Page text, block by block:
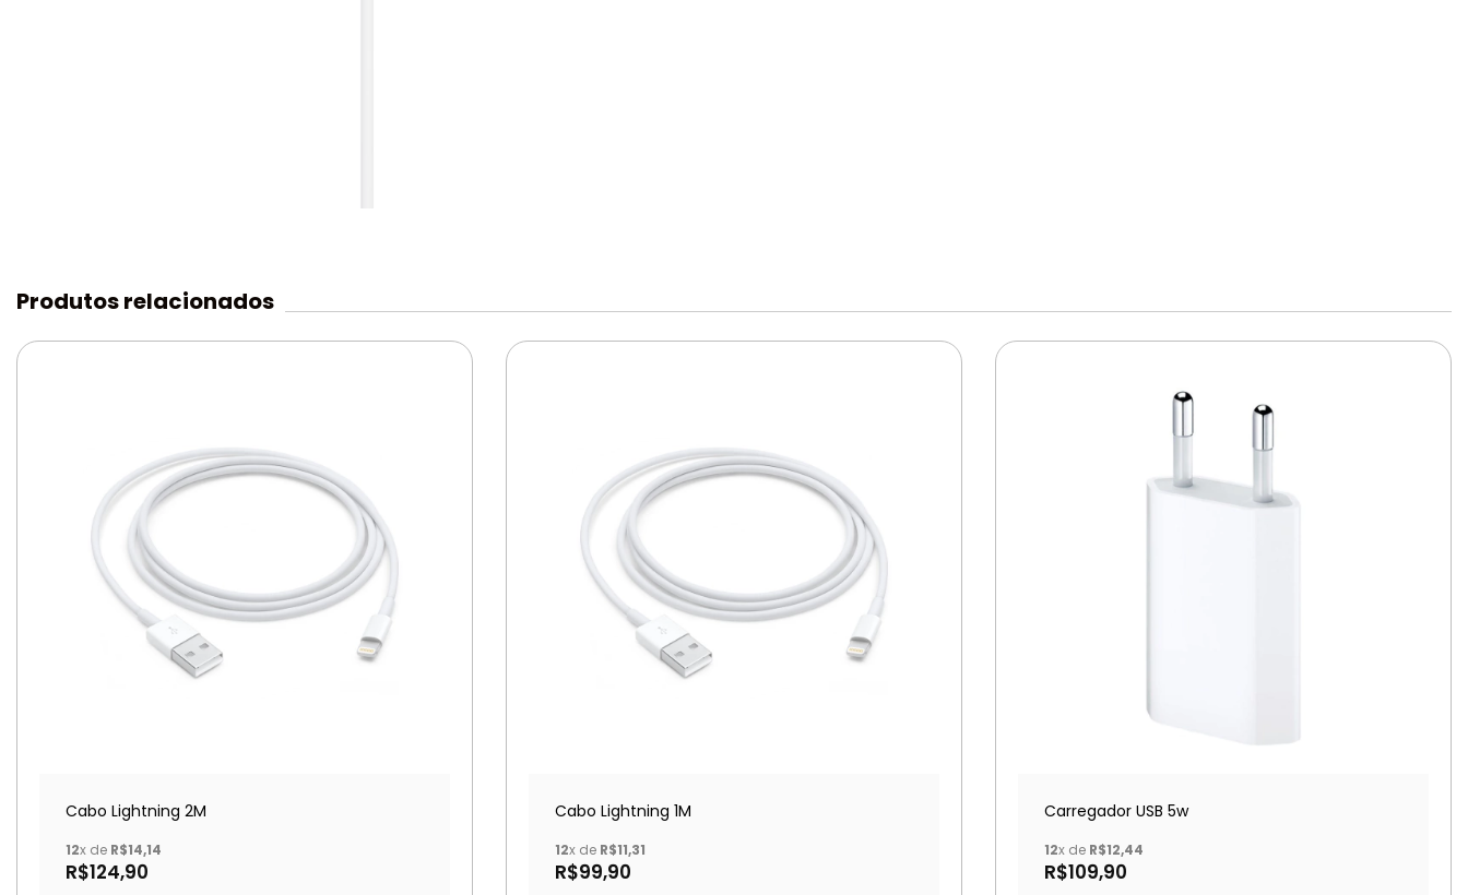
Produtos relacionados
Cabo Lightning 2M
12x de R$14,14
R$124,90
Cabo Lightning 1M
12x de R$11,31
R$99,90
Carregador USB 5w
12x de R$12,44
R$109,90